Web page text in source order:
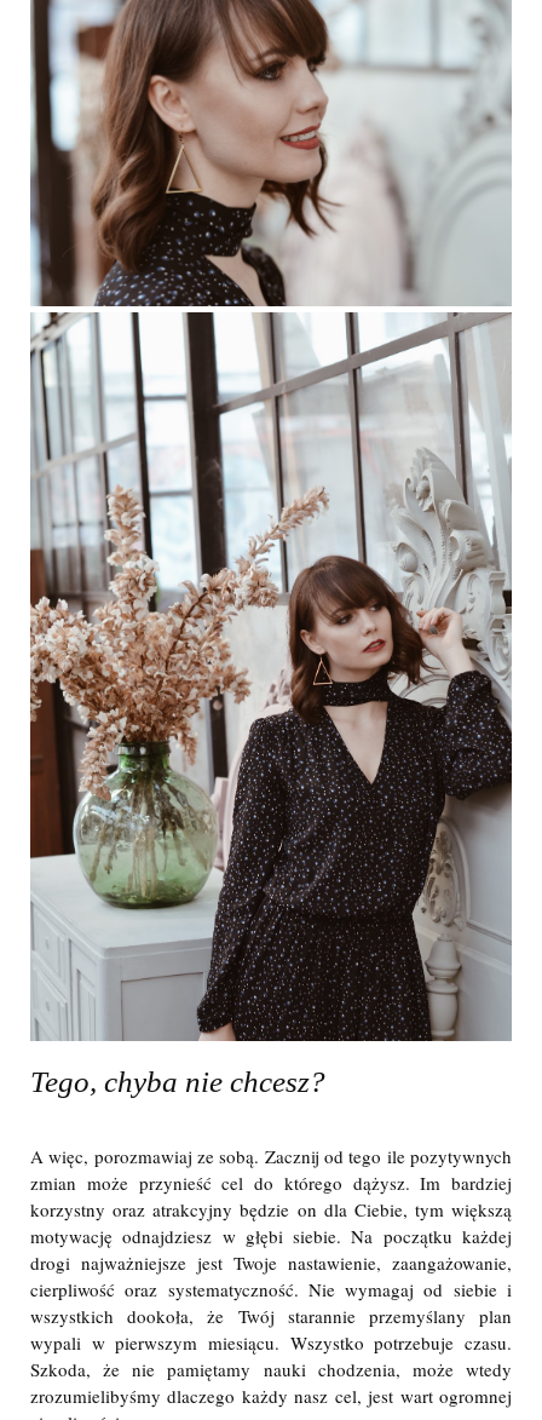
Tego, chyba nie chcesz?
A więc, porozmawiaj ze sobą. Zacznij od tego ile pozytywnych
zmian może przynieść cel do którego dążysz. Im bardziej
korzystny oraz atrakcyjny będzie on dla Ciebie, tym większą
motywację odnajdziesz w głębi siebie. Na początku każdej
drogi najważniejsze jest Twoje nastawienie, zaangażowanie,
cierpliwość oraz systematyczność. Nie wymagaj od siebie i
wszystkich dookoła, że Twój starannie przemyślany plan
wypali w pierwszym miesiącu. Wszystko potrzebuje czasu.
Szkoda, że nie pamiętamy nauki chodzenia, może wtedy
zrozumielibyśmy dlaczego każdy nasz cel, jest wart ogromnej